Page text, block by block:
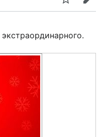
Следить